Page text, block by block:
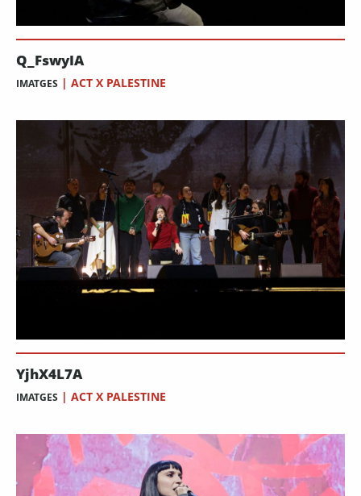
Q_FswyIA
IMATGES | ACT X PALESTINE
YjhX4L7A
IMATGES | ACT X PALESTINE